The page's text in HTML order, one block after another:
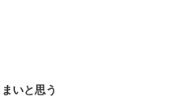
いと思う